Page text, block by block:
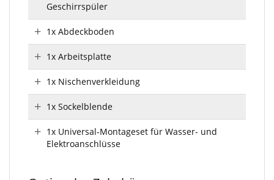
Geschirrspüler
1x Abdeckboden
1x Arbeitsplatte
1x Nischenverkleidung
1x Sockelblende
1x Universal-Montageset für Wasser- und
Elektroanschlüsse